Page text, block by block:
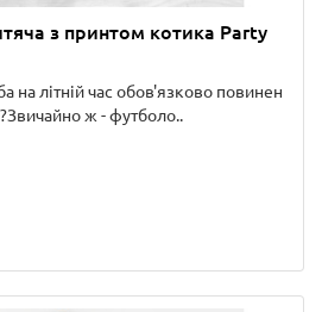
з принтом котика Party
на літній час обов'язково повинен
ж - футболо..